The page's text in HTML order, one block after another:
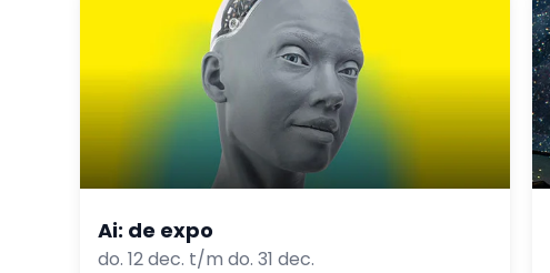
Ai: de expo
do. 12 dec. t/m do. 31 dec.